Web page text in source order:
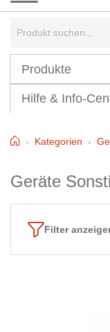
Produkte
Hilfe & Info-
HomeKategorien
Geräte
Filter